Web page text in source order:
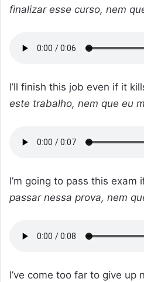
finalizar esse curso, nem
I’ll finish this job even if it
este trabalho, nem que eu
I’m going to pass this exam
passar nessa prova, nem
I’ve come too far to give up